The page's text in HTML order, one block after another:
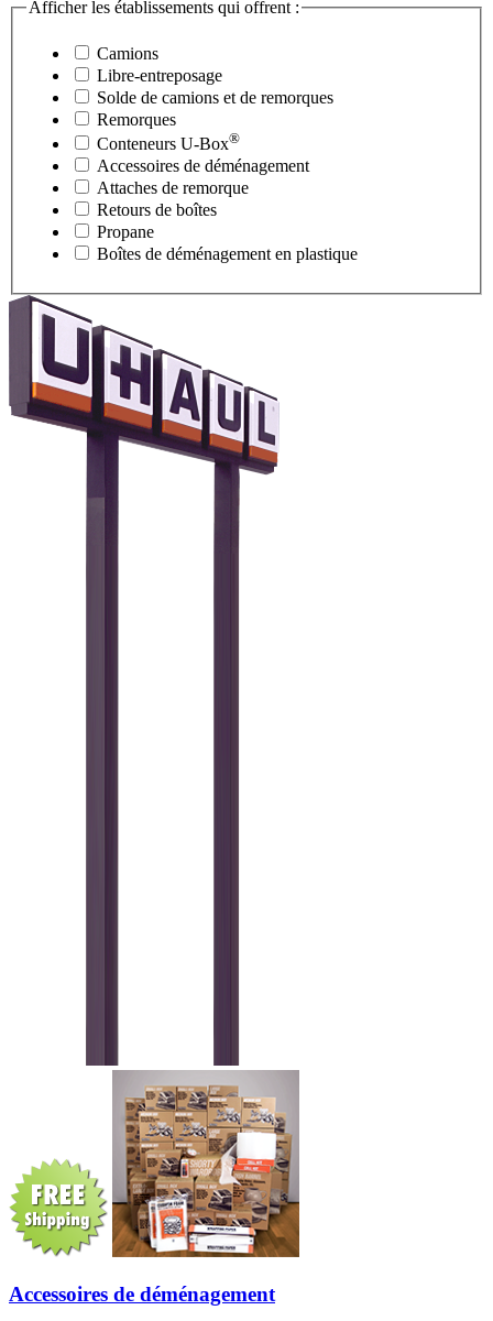
Afficher les établissements qui offrent :
Camions
Libre-entreposage
Solde de camions et de remorques
Remorques
Conteneurs U-Box®
Accessoires de déménagement
Attaches de remorque
Retours de boîtes
Propane
Boîtes de déménagement en plastique
Accessoires de déménagement